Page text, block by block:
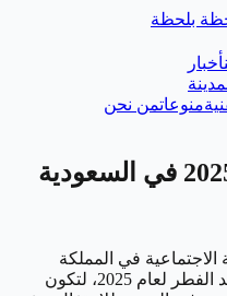
بلحظة
أخبار
منوعاتمن نحن
الاجتماعية في المملكة
عن موعد عطلة عيد الفطر لعام 2025، لتكون